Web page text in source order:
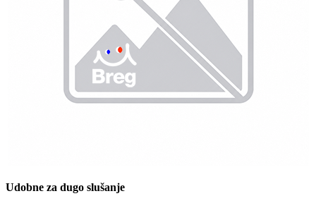
Udobne za dugo slušanje